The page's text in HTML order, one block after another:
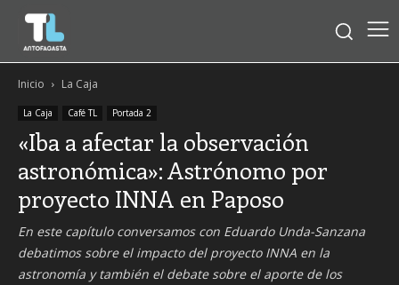
Inicio La Caja
La Caja Café TL Portada 2
«Iba a afectar la observación
astronómica»: Astrónomo por
proyecto INNA en Paposo
En este capítulo conversamos con Eduardo Unda-Sanzana
debatimos sobre el impacto del proyecto INNA en la
astronomía y también el debate sobre el aporte de los